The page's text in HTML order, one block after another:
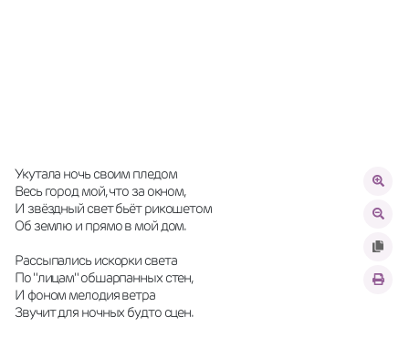
Укутала ночь своим пледом
Весь город мой, что за окном,
И звёздный свет бьёт рикошетом
Об землю и прямо в мой дом.
Рассыпались искорки света
По "лицам" обшарпанных стен,
И фоном мелодия ветра
Звучит для ночных будто сцен.